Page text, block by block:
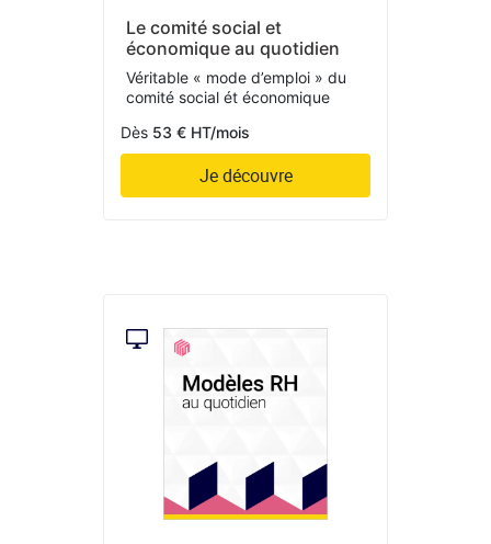
Le comité social et
économique au quotidien
Véritable « mode d’emploi » du
comité social ét économique
Dès 53 € HT/mois
Je découvre